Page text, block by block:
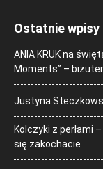
Ostatnie wpisy
ANIA KRUK na
Moments” –
Justyna
Kolczyki z perłami
się zakochacie